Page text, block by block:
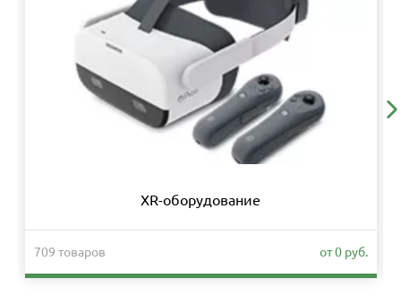
XR-оборудование
709 товаров от 0 руб.